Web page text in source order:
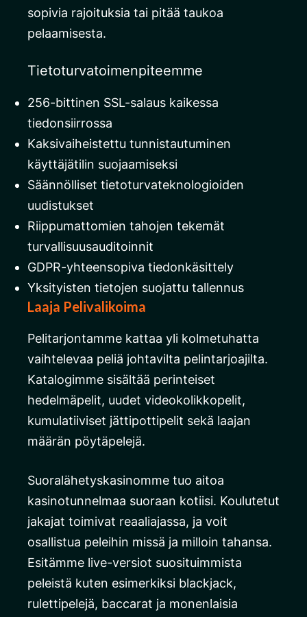
sopivia rajoituksia tai pitää taukoa
pelaamisesta.
Tietoturvatoimenpiteemme
256-bittinen SSL-salaus kaikessa
tiedonsiirrossa
Kaksivaiheistettu tunnistautuminen
käyttäjätilin suojaamiseksi
Säännölliset tietoturvateknologioiden
uudistukset
Riippumattomien tahojen tekemät
turvallisuusauditoinnit
GDPR-yhteensopiva tiedonkäsittely
Yksityisten tietojen suojattu tallennus
Laaja Pelivalikoima
Pelitarjontamme kattaa yli kolmetuhatta
vaihtelevaa peliä johtavilta pelintarjoajilta.
Katalogimme sisältää perinteiset
hedelmäpelit, uudet videokolikkopelit,
kumulatiiviset jättipottipelit sekä laajan
määrän pöytäpelejä.
Suoralähetyskasinomme tuo aitoa
kasinotunnelmaa suoraan kotiisi. Koulutetut
jakajat toimivat reaaliajassa, ja voit
osallistua peleihin missä ja milloin tahansa.
Esitämme live-versiot suosituimmista
peleistä kuten esimerkiksi blackjack,
rulettipelejä, baccarat ja monenlaisia